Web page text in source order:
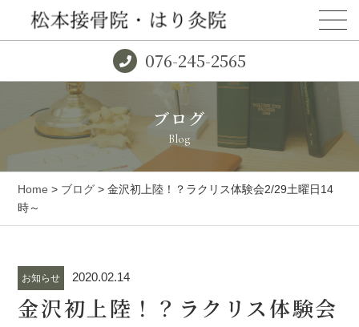
076-245-2565
ブログ
Blog
Home > ブログ > 金沢初上陸！？ラクリス体験会2/29土曜日14
時～
お知らせ 2020.02.14
金沢初上陸！？ラクリス体験会